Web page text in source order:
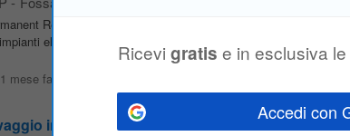
Recruitment di ADHR Group ricerca per azienda cliente,
elettrici, speciali e
1 mese fa
impianti fotovoltaici
Ricevi gratis e in esclusiva
Accedi con